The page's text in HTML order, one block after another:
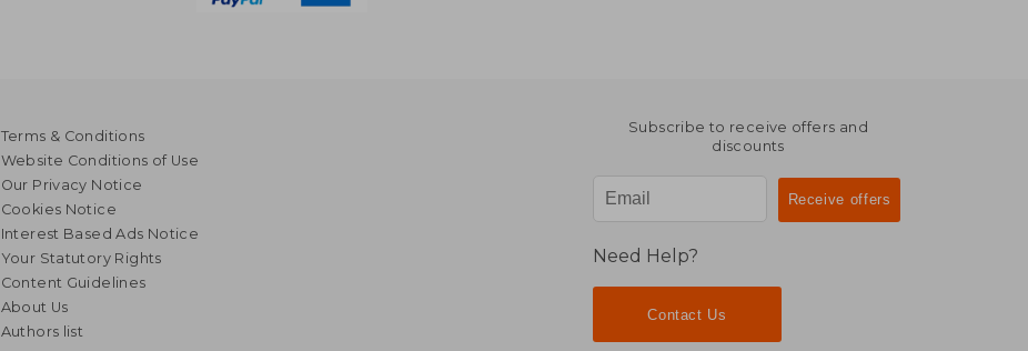
Terms & Conditions
Website Conditions of Use
Our Privacy Notice
Cookies Notice
Interest Based Ads Notice
Your Statutory Rights
Content Guidelines
About Us
Authors list
Subscribe to receive offers and
discounts
Need Help?
Contact Us